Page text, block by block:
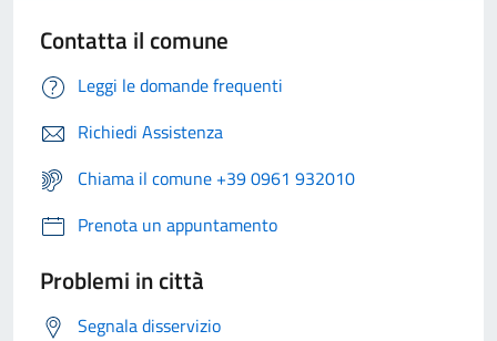
Contatta il comune
Leggi le domande frequenti
Richiedi Assistenza
Chiama il comune +39 0961 932010
Prenota un appuntamento
Problemi in città
Segnala disservizio